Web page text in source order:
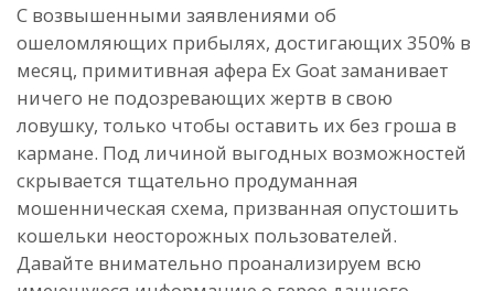
С возвышенными заявлениями об
ошеломляющих прибылях, достигающих 350% в
месяц, примитивная афера Ex Goat заманивает
ничего не подозревающих жертв в свою
ловушку, только чтобы оставить их без гроша в
кармане. Под личиной выгодных возможностей
скрывается тщательно продуманная
мошенническая схема, призванная опустошить
кошельки неосторожных пользователей.
Давайте внимательно проанализируем всю